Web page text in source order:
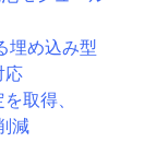
埋め込み型
応
取得、
減